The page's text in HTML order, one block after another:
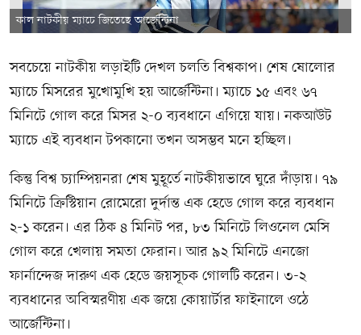
কাল নাটকীয় ম্যাচে জিতেছে আর্জেন্টিনা
সবচেয়ে নাটকীয় লড়াইটি দেখল চলতি বিশ্বকাপ। শেষ ষোলোর
ম্যাচে মিসরের মুখোমুখি হয় আর্জেন্টিনা। ম্যাচে ১৫ এবং ৬৭
মিনিটে গোল করে মিসর ২-০ ব্যবধানে এগিয়ে যায়। নকআউট
ম্যাচে এই ব্যবধান টপকানো তখন অসম্ভব মনে হচ্ছিল।
কিন্তু বিশ্ব চ্যাম্পিয়নরা শেষ মুহূর্তে নাটকীয়ভাবে ঘুরে দাঁড়ায়। ৭৯
মিনিটে ক্রিস্টিয়ান রোমেরো দুর্দান্ত এক হেডে গোল করে ব্যবধান
২-১ করেন। এর ঠিক ৪ মিনিট পর, ৮৩ মিনিটে লিওনেল মেসি
গোল করে খেলায় সমতা ফেরান। আর ৯২ মিনিটে এনজো
ফার্নান্দেজ দারুণ এক হেডে জয়সূচক গোলটি করেন। ৩-২
ব্যবধানের অবিস্মরণীয় এক জয়ে কোয়ার্টার ফাইনালে ওঠে
আর্জেন্টিনা।